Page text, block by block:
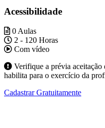
Acessibilidade
0 Aulas
2 - 120 Horas
Com vídeo
Verifique a prévia aceitação
habilita para o exercício da
Cadastrar Gratuitamente